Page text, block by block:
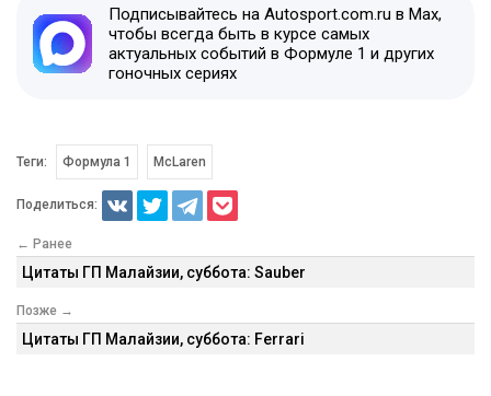
Подписывайтесь на Autosport.com.ru в Max,
чтобы всегда быть в курсе самых
актуальных событий в Формуле 1 и других
гоночных сериях
Теги: Формула 1 McLaren
Поделиться:
← Ранее
Цитаты ГП Малайзии, суббота: Sauber
Позже →
Цитаты ГП Малайзии, суббота: Ferrari